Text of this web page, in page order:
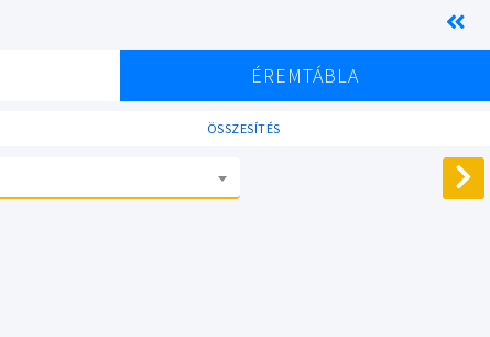
ÉREMTÁBLA
ÖSSZESÍTÉS